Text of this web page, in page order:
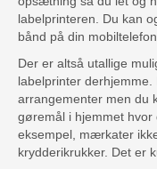
labelprinteren. Du kan
bånd på din
Der er altså utallige
labelprinter
arrangementer men du
gøremål i hjemmet
eksempel, mærkater
krydderikrukker. Det er